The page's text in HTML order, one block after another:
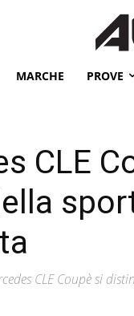
MARCHE PROVE
CLE
CLE Coupè si